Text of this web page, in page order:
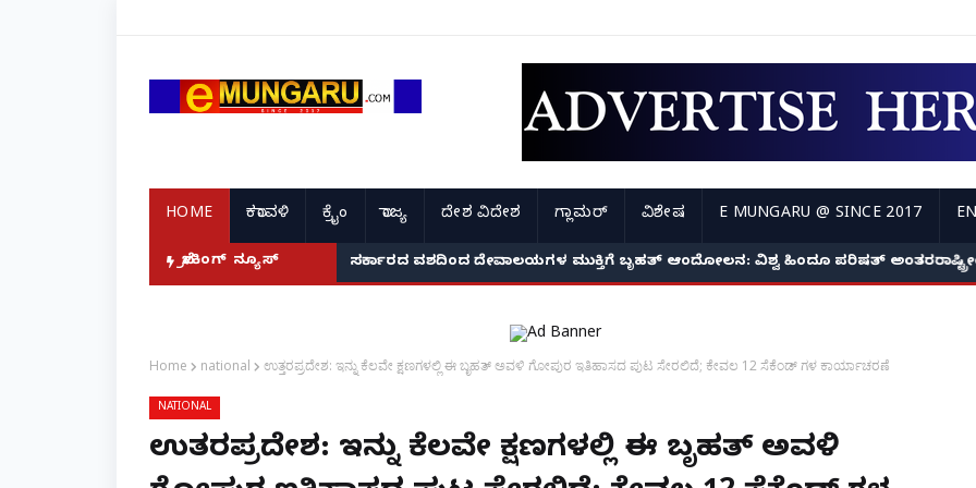
HOME ಕರಾವಳಿ ಕ್ರೈಂ ರಾಜ್ಯ ದೇಶ ವಿದೇಶ ಗ್ಲಾಮರ್ ವಿಶೇಷ E MUNGARU @ SINCE 2017
ಬ್ರೇಕಿಂಗ್ ನ್ಯೂಸ್ ಸರ್ಕಾರದ ವಶದಿಂದ ದೇವಾಲಯಗಳ ಮುಕ್ತಿಗೆ ಬೃಹತ್ ಆಂದೋಲನ: ವಿಶ್ವ ಹಿಂದೂ ಪರಿಷತ್
Home national ಉತ್ತರಪ್ರದೇಶ: ಇನ್ನು ಕೆಲವೇ ಕ್ಷಣಗಳಲ್ಲಿ ಈ ಬೃಹತ್ ಅವಳಿ ಗೋಪುರ ಇತಿಹಾಸದ ಪುಟ ಸೇರಲಿದೆ; ಕೇವಲ‌ 12 ಸೆಕೆಂಡ್ ಗಳ ಕಾರ್ಯಾಚರಣೆ
NATIONAL
ಉತ್ತರಪ್ರದೇಶ: ಇನ್ನು ಕೆಲವೇ ಕ್ಷಣಗಳಲ್ಲಿ ಈ ಬೃಹತ್ ಅವಳಿ